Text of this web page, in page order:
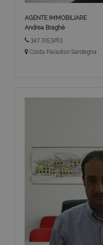
AGENTE IMMOBILIARE
Andrea Braghè
347 7253263
Costa Paradiso Sardegna